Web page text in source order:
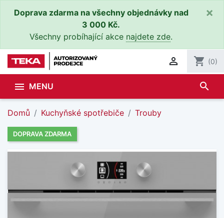
Doprava zdarma na všechny objednávky nad
3 000 Kč.
Všechny probíhající akce najdete zde.
×
 shopping_cart (0)
 MENU search
Domů Kuchyňské spotřebiče Trouby
DOPRAVA ZDARMA